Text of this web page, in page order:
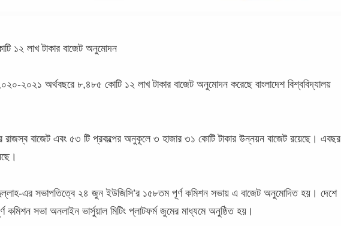
১২ লাখ টাকার বাজেট অনুমোদন
২০২১ অর্থবছরে ৮,৪৮৫ কোটি ১২ লাখ টাকার বাজেট অনুমোদন করেছে বাংলাদেশ বিশ্ববিদ্যালয়
বাজেট এবং ৫৩ টি প্রকল্পের অনুকূলে ৩ হাজার ৩১ কোটি টাকার উন্নয়ন বাজেট রয়েছে। এবছর
এর সভাপতিত্বে ২৪ জুন ইউজিসি’র ১৫৮তম পূর্ণ কমিশন সভায় এ বাজেট অনুমোদিত হয়। দেশে
কমিশন সভা অনলাইন ভার্সুয়াল মিটিং প্লাটফর্ম জুমের মাধ্যমে অনুষ্ঠিত হয়।